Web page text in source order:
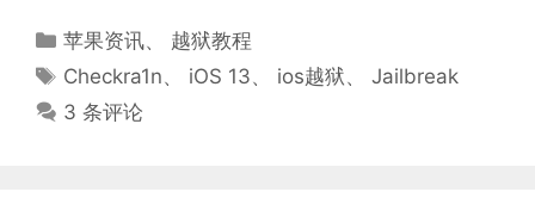
分
类
苹果资讯、 越狱教程
标
签
Checkra1n、 iOS 13、 ios越狱、Jailbreak
3 条评论